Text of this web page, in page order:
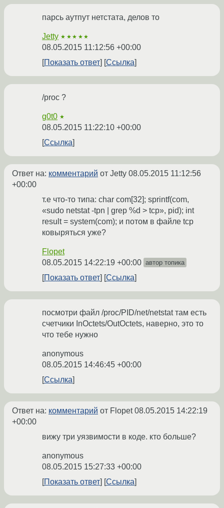
парсь аутпут нетстата, делов то
Jetty ★★★★★
08.05.2015 11:12:56 +00:00
Показать ответ
Ссылка
/proc ?
g0t0 ★
08.05.2015 11:22:10 +00:00
Ссылка
Ответ на: комментарий от Jetty 08.05.2015 11:12:56
+00:00
т.е что-то типа: char com[32]; sprintf(com,
«sudo netstat -tpn | grep %d > tcp», pid); int
result = system(com); и потом в файле tcp
ковыряться уже?
Flopet
08.05.2015 14:22:19 +00:00 автор топика
Показать ответ Ссылка
посмотри файл /proc/PID/net/netstat там есть
счетчики InOctets/OutOctets, наверно, это то
что тебе нужно
anonymous
08.05.2015 14:46:45 +00:00
Ссылка
Ответ на: комментарий от Flopet08.05.2015 14:22:19
+00:00
вижу три уязвимости в коде. кто больше?
anonymous
08.05.2015 15:27:33 +00:00
Показать ответ
Ссылка